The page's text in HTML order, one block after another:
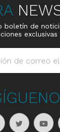
boletín de